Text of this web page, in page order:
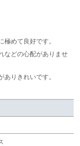
めて良好です。
などの心配がありませ
りきれいです。